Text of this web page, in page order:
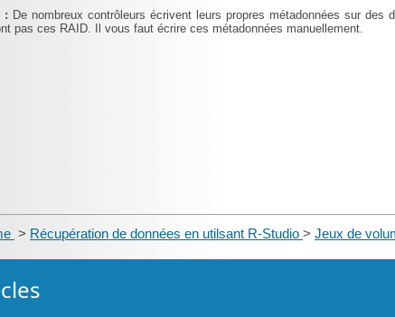
: De nombreux contrôleurs écrivent leurs propres métadonnées sur
pas ces RAID. Il vous faut écrire ces métadonnées manuellement.
> Récupération de données en utilsant R-Studio > Jeux de